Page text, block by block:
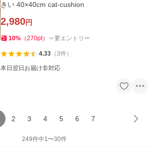
きい 40×40cm cat-cushion
2,980円
10% （270pt） 要エントリー
4.33（3件）
本日翌日お届け非対応
2 3 4 5 6 7
249件中1〜30件